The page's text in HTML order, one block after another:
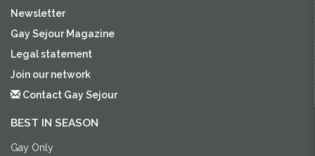
Newsletter
Gay Sejour Magazine
Legal statement
Join our network
Contact Gay Sejour
BEST IN SEASON
Gay Only